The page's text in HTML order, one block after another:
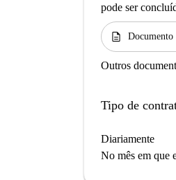
pode ser
description
Outros
Tipo de
Diariamente
No mês em que